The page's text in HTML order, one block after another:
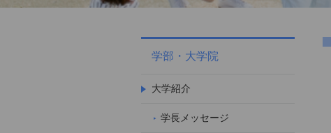
学部・大学院
大学紹介
学長メッセージ